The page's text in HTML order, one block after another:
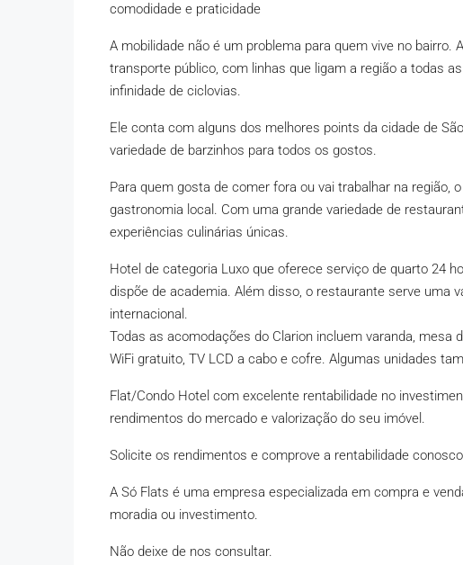
comodidade e praticidade
A mobilidade não é um problema para quem vive no
transporte público, com linhas que ligam a região a todas
infinidade de ciclovias.
Ele conta com alguns dos melhores points da cidade de
variedade de barzinhos para todos os gostos.
Para quem gosta de comer fora ou vai trabalhar na região,
gastronomia local. Com uma grande variedade de
experiências culinárias únicas.
Hotel de categoria Luxo que oferece serviço de quarto 24
dispõe de academia. Além disso, o restaurante serve uma
internacional.
Todas as acomodações do Clarion incluem varanda, mesa
WiFi gratuito, TV LCD a cabo e cofre. Algumas unidades
Flat/Condo Hotel com excelente rentabilidade no
rendimentos do mercado e valorização do seu imóvel.
Solicite os rendimentos e comprove a rentabilidade
A Só Flats é uma empresa especializada em compra e
moradia ou investimento.
Não deixe de nos consultar.